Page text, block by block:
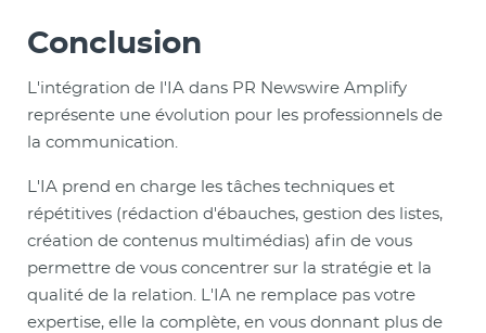
Conclusion
L'intégration de l'IA dans PR Newswire Amplify
représente une évolution pour les professionnels de
la communication.
L'IA prend en charge les tâches techniques et
répétitives (rédaction d'ébauches, gestion des listes,
création de contenus multimédias) afin de vous
permettre de vous concentrer sur la stratégie et la
qualité de la relation. L'IA ne remplace pas votre
expertise, elle la complète, en vous donnant plus de